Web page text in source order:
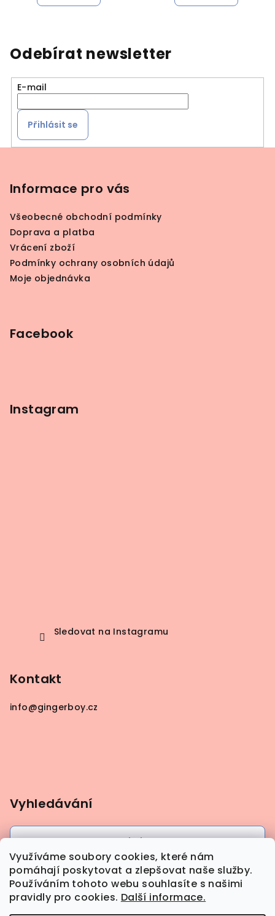
Využíváme soubory cookies, které nám
pomáhají poskytovat a zlepšovat naše služby.
Používáním tohoto webu souhlasíte s našimi
pravidly pro cookies. Další informace.
Odebírat newsletter
E-mail
Přihlásit se
Informace pro vás
Všeobecné obchodní podmínky
Doprava a platba
Vrácení zboží
Podmínky ochrany osobních údajů
Moje objednávka
Facebook
Instagram
Sledovat na Instagramu
Kontakt
info@gingerboy.cz
Vyhledávání
Hledat